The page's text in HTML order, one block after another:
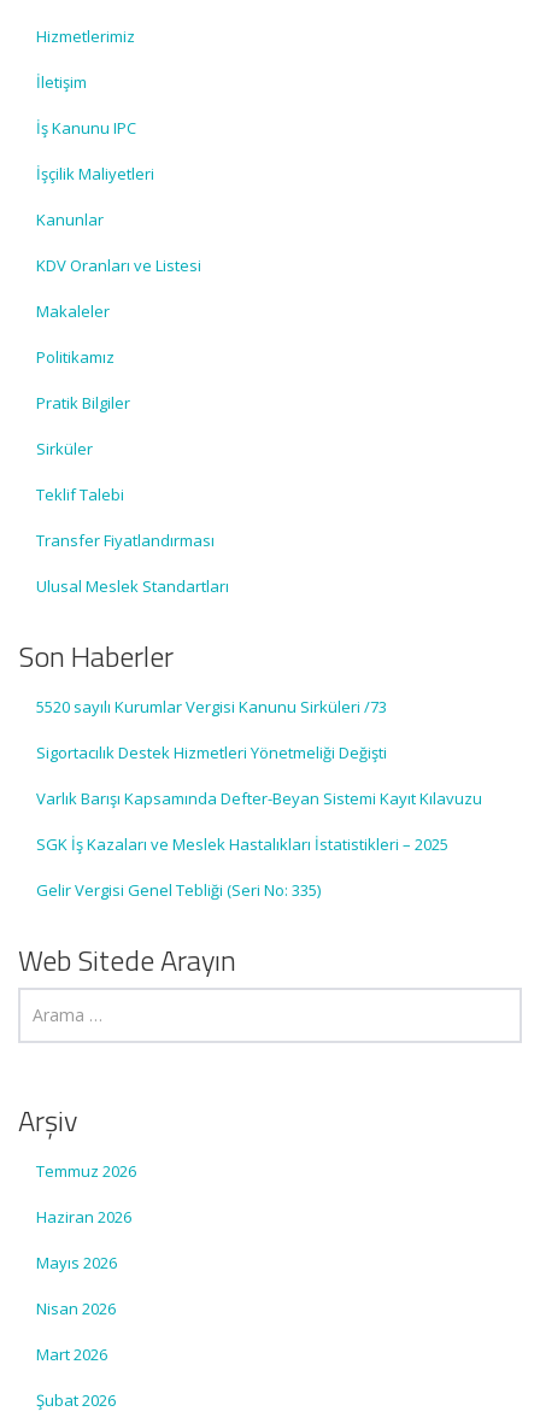
Hizmetlerimiz
İletişim
İş Kanunu IPC
İşçilik Maliyetleri
Kanunlar
KDV Oranları ve Listesi
Makaleler
Politikamız
Pratik Bilgiler
Sirküler
Teklif Talebi
Transfer Fiyatlandırması
Ulusal Meslek Standartları
Son Haberler
5520 sayılı Kurumlar Vergisi Kanunu Sirküleri /73
Sigortacılık Destek Hizmetleri Yönetmeliği Değişti
Varlık Barışı Kapsamında Defter-Beyan Sistemi Kayıt Kılavuzu
SGK İş Kazaları ve Meslek Hastalıkları İstatistikleri – 2025
Gelir Vergisi Genel Tebliği (Seri No: 335)
Web Sitede Arayın
Arşiv
Temmuz 2026
Haziran 2026
Mayıs 2026
Nisan 2026
Mart 2026
Şubat 2026